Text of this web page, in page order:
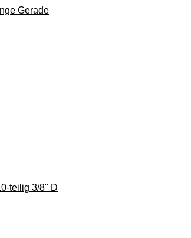
Gerade
teilig 3/8" D